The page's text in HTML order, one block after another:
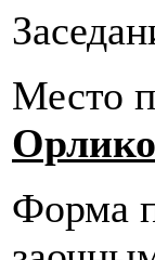
Место
Форма